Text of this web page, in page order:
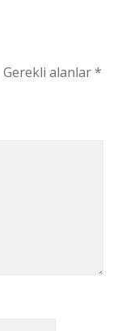
Gerekli alanlar*